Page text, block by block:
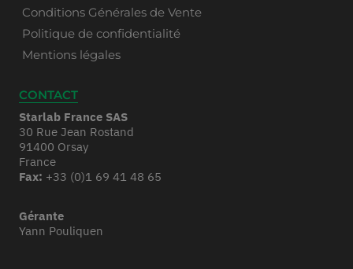
Conditions Générales de Vente
Politique de confidentialité
Mentions légales
CONTACT
Starlab France SAS
30 Rue Jean Rostand
91400 Orsay
France
Fax: +33 (0)1 69 41 48 65
Gérante
Yann Pouliquen